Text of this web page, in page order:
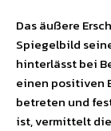
Das äußere
Spiegelbild
hinterlässt bei
einen positiven
betreten und
ist, vermittelt